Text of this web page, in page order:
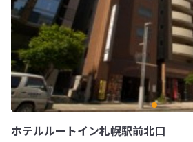
ホテルルートイン札幌駅前北口